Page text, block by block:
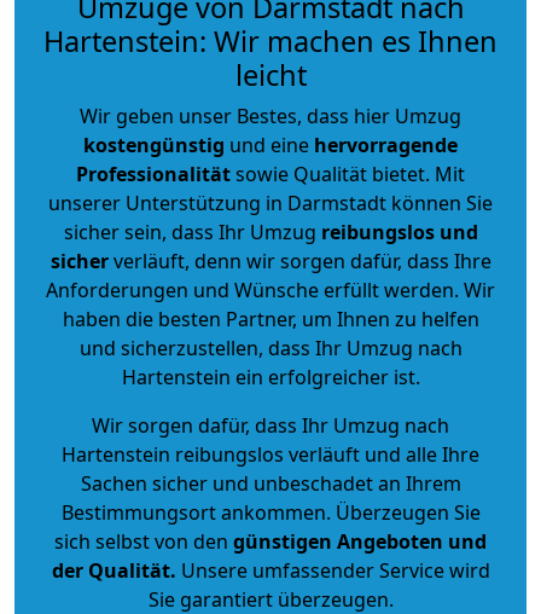
Hartenstein: Wir machen es Ihnen
leicht
Wir geben unser Bestes, dass hier Umzug
kostengünstig und eine hervorragende
Professionalitätsowie Qualität bietet. Mit
unserer Unterstützung in Darmstadt können Sie
sicher sein, dass Ihr Umzug reibungslos und
sicherverläuft, denn wir sorgen dafür, dass Ihre
Anforderungen und Wünsche erfüllt werden. Wir
haben die besten Partner, um Ihnen zu helfen
und sicherzustellen, dass Ihr Umzug nach
Hartenstein ein erfolgreicher ist.
Wir sorgen dafür, dass Ihr Umzug nach
Hartenstein reibungslos verläuft und alle Ihre
Sachen sicher und unbeschadet an Ihrem
Bestimmungsort ankommen. Überzeugen Sie
sich selbst von den günstigen Angeboten und
der Qualität. Unsere umfassender Service wird
Sie garantiert überzeugen.